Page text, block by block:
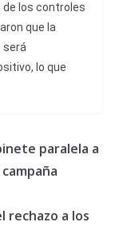
de los controles
que la
será
lo que
paralela a
rechazo a los